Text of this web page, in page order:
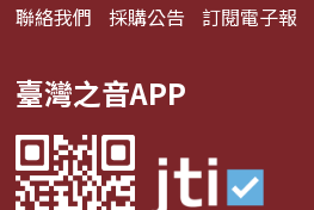
聯絡我們 採購公告 訂閱電子報
臺灣之音APP